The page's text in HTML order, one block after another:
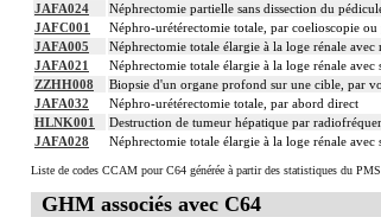
JAFA024
Néphrectomie partielle sans dissection du
JAFC001
Néphro-urétérectomie totale, par coelioscopie
JAFA005
Néphrectomie totale élargie à la loge rénale
JAFA021
Néphrectomie totale élargie à la loge rénale
ZZHH008
Biopsie d'un organe profond sur une cible, par
JAFA032
Néphro-urétérectomie totale, par abord direct
HLNK001
Destruction de tumeur hépatique par
JAFA028
Néphrectomie totale élargie à la loge rénale
Liste de codes CCAM pour C64 générée à partir des statistiques du
GHM associés avec C64